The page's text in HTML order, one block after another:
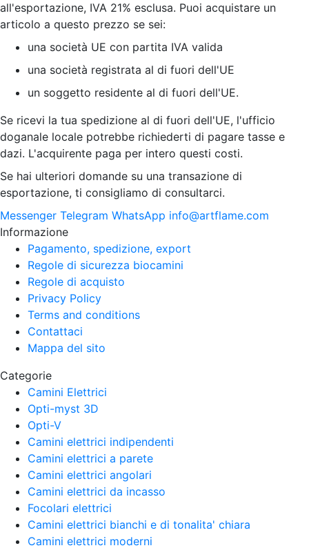
all'esportazione, IVA 21% esclusa. Puoi acquistare un
articolo a questo prezzo se sei:
una società UE con partita IVA valida
una società registrata al di fuori dell'UE
un soggetto residente al di fuori dell'UE.
Se ricevi la tua spedizione al di fuori dell'UE, l'ufficio
doganale locale potrebbe richiederti di pagare tasse e
dazi. L'acquirente paga per intero questi costi.
Se hai ulteriori domande su una transazione di
esportazione, ti consigliamo di consultarci.
Messenger Telegram WhatsApp info@artflame.com
Informazione
Pagamento, spedizione, export
Regole di sicurezza biocamini
Regole di acquisto
Privacy Policy
Terms and conditions
Contattaci
Mappa del sito
Categorie
Camini Elettrici
Opti-myst 3D
Opti-V
Camini elettrici indipendenti
Camini elettrici a parete
Camini elettrici angolari
Camini elettrici da incasso
Focolari elettrici
Camini elettrici bianchi e di tonalita' chiara
Camini elettrici moderni